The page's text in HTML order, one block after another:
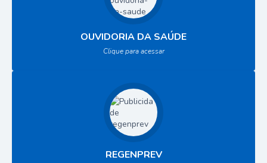
OUVIDORIA DA SAÚDE
Clique para acessar
REGENPREV